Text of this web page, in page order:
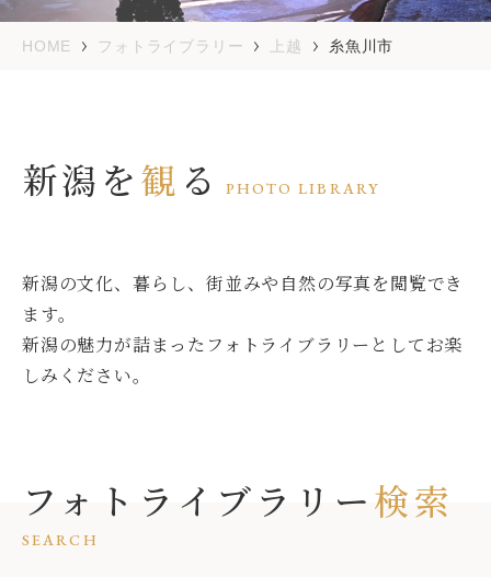
HOME フォトライブラリー 上越 糸魚川市
新潟を観 る PHOTO LIBRARY
新潟の文化、暮らし、街並みや自然の写真を閲覧でき
ます。
新潟の魅力が詰まったフォトライブラリーとしてお楽
しみください。
フォトライブラリー検索
SEARCH